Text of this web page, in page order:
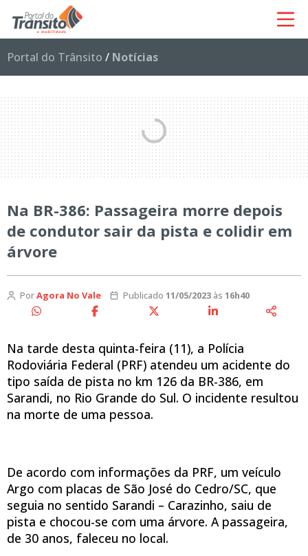
Portal do Trânsito / Notícias
Na BR-386: Passageira morre depois
de condutor sair da pista e colidir em
árvore
PorAgora No Vale Publicado 11/05/2023às 16h40
Na tarde desta quinta-feira (11), a Polícia
Rodoviária Federal (PRF) atendeu um acidente do
tipo saída de pista no km 126 da BR-386, em
Sarandi, no Rio Grande do Sul. O incidente resultou
na morte de uma pessoa.
De acordo com informações da PRF, um veículo
Argo com placas de São José do Cedro/SC, que
seguia no sentido Sarandi – Carazinho, saiu de
pista e chocou-se com uma árvore. A passageira,
de 30 anos, faleceu no local.